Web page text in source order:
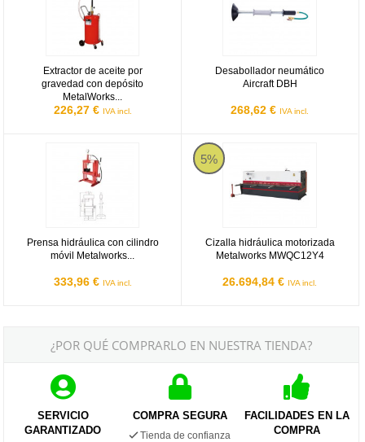
Extractor de aceite por
gravedad con depósito
MetalWorks...
226,27 € IVA incl.
Desabollador neumático
Aircraft DBH
268,62 € IVA incl.
Prensa hidráulica con cilindro
móvil Metalworks...
333,96 € IVA incl.
Prensa hidráulica con cilindro móvil Metalworks CAT83010TS de
5%
Cizalla hidráulica motorizada
Metalworks MWQC12Y4
26.694,84 € IVA incl.
Cizalla hidráulica motorizada
¿POR QUÉ COMPRARLO EN NUESTRA TIENDA?
SERVICIO
GARANTIZADO
COMPRA SEGURA
Tienda de confianza
FACILIDADES EN LA
COMPRA